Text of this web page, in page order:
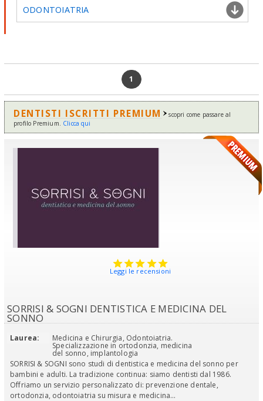
ODONTOIATRIA
1
DENTISTI ISCRITTI PREMIUM
scopri come passare al
profilo Premium. Clicca qui
Leggi le recensioni
SORRISI & SOGNI DENTISTICA E MEDICINA DEL
SONNO
Laurea: Medicina e Chirurgia, Odontoiatria.
Specializzazione in ortodonzia, medicina
del sonno, implantologia
SORRISI & SOGNI sono studi di dentistica e medicina del sonno per
bambini e adulti. La tradizione continua: siamo dentisti dal 1986.
Offriamo un servizio personalizzato di: prevenzione dentale,
ortodonzia, odontoiatria su misura e medicina...